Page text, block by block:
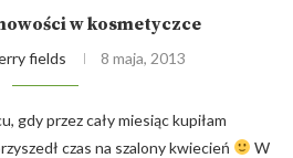
w kosmetyczce
fields 8 maja, 2013
gdy przez cały miesiąc kupiłam
czas na szalony kwiecień
W